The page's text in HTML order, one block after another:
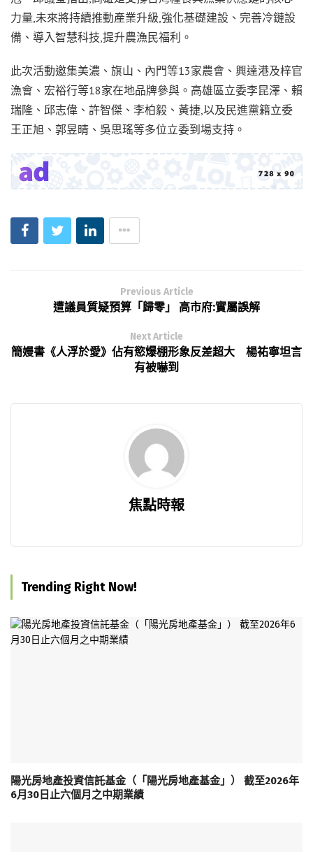
力量,未來將持續推動產業升級,強化基礎建設、完善冷鏈設
備、導入智慧科技,提升農漁民福利。
此次活動邀集美濃、旗山、內門等13家農會、興達港及梓官
漁會、宏裕行等18家在地品牌參與。高雄區立委李昆澤、賴
瑞隆、邱志偉、許智傑、李柏毅、黃捷,以及民進黨籍立委
王正旭、郭昱晴、吳思瑤等多位立委到場支持。
Previous Article
遭議員質疑預算「歸零」 高市府:實屬誤解
Next Article
簡嫚書《人浮於愛》佔有慾爆棚形象反差超大 楊祐寧坦言
有被嚇到
焦點時報
Trending Right Now!
陽光房地產投資信託基金（「陽光房地產基金」） 截至2026年
6月30日止六個月之中期業績